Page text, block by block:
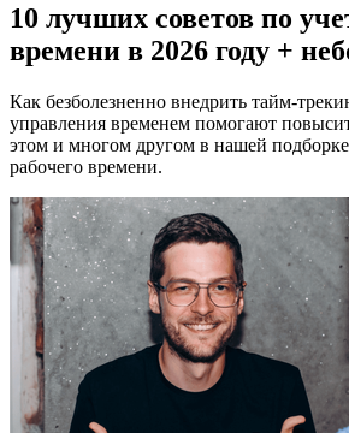
10 лучших советов по
времени в 2026 году +
Как безболезненно внедрить тайм-
управления временем помогают
этом и многом другом в нашей подборке
рабочего времени.